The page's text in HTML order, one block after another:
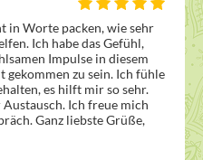
in Worte packen, wie sehr
Ich habe das Gefühl,
Impulse in diesem
gekommen zu sein. Ich fühle
es hilft mir so sehr.
Ich freue mich
Ganz liebste Grüße,